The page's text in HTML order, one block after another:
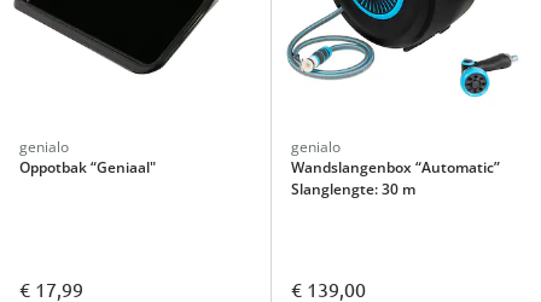
genialo
Oppotbak “Geniaal"
€ 17,99
genialo
Wandslangenbox “Automatic”
Slanglengte: 30 m
€ 139,00